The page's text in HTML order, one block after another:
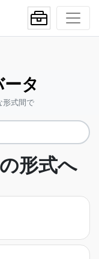
タ
形式間で
形式へ